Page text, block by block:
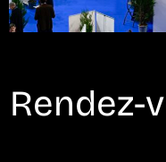
Rendez-